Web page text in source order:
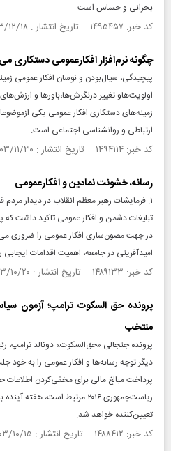
بحرانی و حساس است.
کد خبر: ۱۴۹۵۴۵۷ تاریخ انتشار : ۱۴۰۳/۱۲/۱۸
چگونه نرم‌افزار افکارعمومی دستکاری
پیچیدگی، سیال‌بودن و نوسان افکار عمومی
اولویت‌هاو تغییر درنگرش‌ها،باورها و
زمینه‌های دستکاری افکار عمومی یکی
ارتباطی و روانشناسی اجتماعی است.
کد خبر: ۱۴۹۴۱۱۴ تاریخ انتشار : ۱۴۰۳/۱۱/۳۰
رسانه، خشونت نمادین و افکارعمومی
۱. فرمایشات رهبر معظم انقلاب در دیدار مردم
تبلیغات دشمن و افکار عمومی تاکید داشت که
در جهت مصون‌سازی افکار عمومی را ضروری
امیدآفرینی در جامعه، اهمیت اقدامات
کد خبر: ۱۴۸۹۱۳۳ تاریخ انتشار : ۱۴۰۳/۱۰/۲۰
پرونده حق‌ السکوت ترامپ؛ آزمون
منتخب
پرونده جنجالی «حق‌السکوت» دونالد ترامپ،
دیگر توجه رسانه‌ها و افکار عمومی را به خود
پرداخت مبالغ مالی برای مخفی‌کردن اطلاعات
ریاست‌جمهوری ۲۰۱۶ مرتبط است،
تعیین‌کننده خواهد شد.
کد خبر: ۱۴۸۸۴۱۲ تاریخ انتشار : ۱۴۰۳/۱۰/۱۵